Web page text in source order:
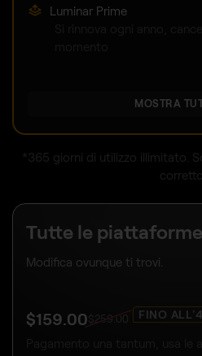
Luminar Prime
MOSTRA
*365 giorni di utilizzo illimitato.
corretto.
Tutte le piattaforme
Modifica ovunque ti trovi.
$159.00 259.00 FINO